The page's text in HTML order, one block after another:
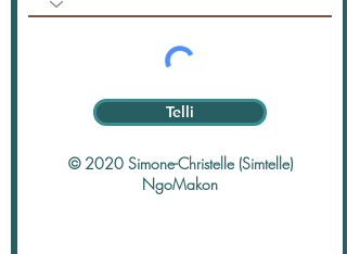
Telli
© 2020 Simone-Christelle (Simtelle)
NgoMakon